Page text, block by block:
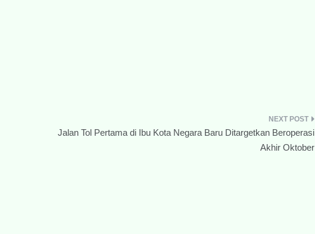
Jalan Tol Pertama di Ibu Kota Negara Baru Ditargetkan Beroperasi
Akhir Oktober